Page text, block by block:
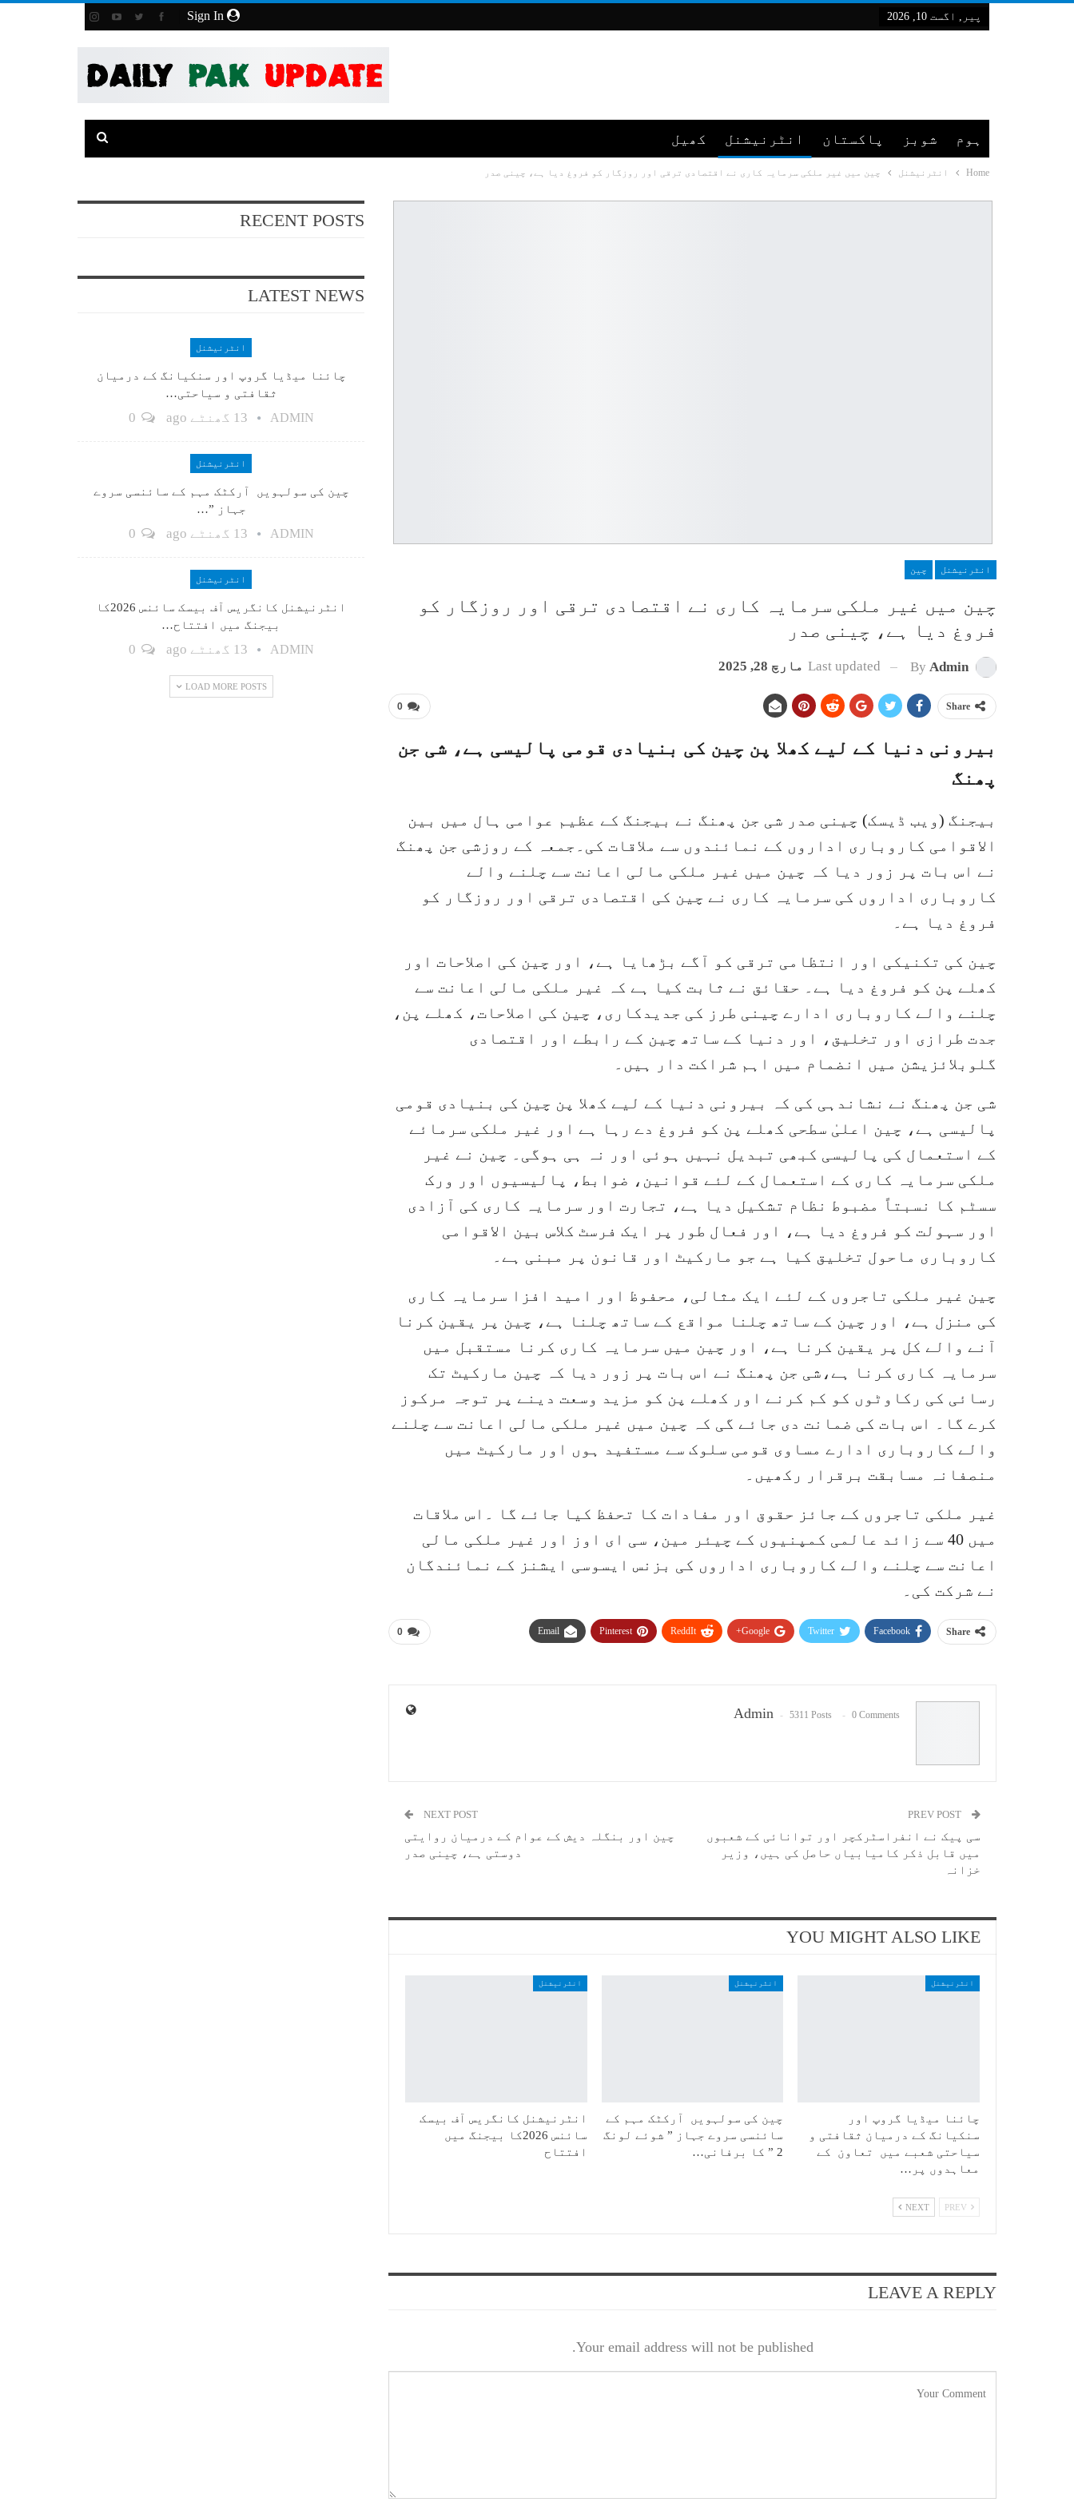
پیر, اگست 10, 2026
ہوم شوبز پاکستان انٹرنیشنل کھیل
Home انٹرنیشنل چین میں غیر ملکی سرمایہ کاری نے اقتصادی ترقی اور روزگار کو فروغ دیا ہے، چینی صدر
انٹرنیشنل چین
چین میں غیر ملکی سرمایہ کاری نے اقتصادی ترقی اور روزگار کو
فروغ دیا ہے، چینی صدر
By Admin
Last updated مارچ 28, 2025
0 Share
بیرونی دنیا کے لیے کھلا پن چین کی بنیادی قومی پالیسی ہے، شی جن
پھنگ
بیجنگ (ویب ڈیسک) چینی صدر شی جن پھنگ نے بیجنگ کے عظیم عوامی ہال میں بین
الاقوامی کاروباری اداروں کے نمائندوں سے ملاقات کی۔جمعہ کے روزشی جن پھنگ
نے اس بات پر زور دیا کہ چین میں غیر ملکی مالی اعانت سے چلنے والے
کاروباری اداروں کی سرمایہ کاری نے چین کی اقتصادی ترقی اور روزگار کو
فروغ دیا ہے۔
چین کی تکنیکی اور انتظامی ترقی کو آگے بڑھایا ہے، اور چین کی اصلاحات اور
کھلے پن کو فروغ دیا ہے۔ حقائق نے ثابت کیا ہے کہ غیر ملکی مالی اعانت سے
چلنے والے کاروباری ادارے چینی طرز کی جدیدکاری، چین کی اصلاحات، کھلے پن،
جدت طرازی اور تخلیق، اور دنیا کے ساتھ چین کے رابطے اور اقتصادی
گلوبلائزیشن میں انضمام میں اہم شراکت دار ہیں۔
شی جن پھنگ نے نشاندہی کی کہ بیرونی دنیا کے لیے کھلا پن چین کی بنیادی قومی
پالیسی ہے، چین اعلیٰ سطحی کھلے پن کو فروغ دے رہا ہے اور غیر ملکی سرمائے
کے استعمال کی پالیسی کبھی تبدیل نہیں ہوئی اور نہ ہی ہوگی۔ چین نے غیر
ملکی سرمایہ کاری کے استعمال کے لئے قوانین، ضوابط، پالیسیوں اور ورک
سسٹم کا نسبتاً مضبوط نظام تشکیل دیا ہے، تجارت اور سرمایہ کاری کی آزادی
اور سہولت کو فروغ دیا ہے، اور فعال طور پر ایک فرسٹ کلاس بین الاقوامی
کاروباری ماحول تخلیق کیا ہے جو مارکیٹ اور قانون پر مبنی ہے۔
چین غیر ملکی تاجروں کے لئے ایک مثالی، محفوظ اور امید افزا سرمایہ کاری
کی منزل ہے، اور چین کے ساتھ چلنا مواقع کے ساتھ چلنا ہے، چین پر یقین کرنا
آنے والے کل پر یقین کرنا ہے، اور چین میں سرمایہ کاری کرنا مستقبل میں
سرمایہ کاری کرنا ہے،شی جن پھنگ نے اس بات پر زور دیا کہ چین مارکیٹ تک
رسائی کی رکاوٹوں کو کم کرنے اور کھلے پن کو مزید وسعت دینے پر توجہ مرکوز
کرے گا۔ اس بات کی ضمانت دی جائے گی کہ چین میں غیر ملکی مالی اعانت سے چلنے
والے کاروباری ادارے مساوی قومی سلوک سے مستفید ہوں اور مارکیٹ میں
منصفانہ مسابقت برقرار رکھیں۔
غیر ملکی تاجروں کے جائز حقوق اور مفادات کا تحفظ کیا جائے گا ۔اس ملاقات
میں 40 سے زائد عالمی کمپنیوں کے چیئر مین، سی ای اوز اور غیر ملکی مالی
اعانت سے چلنے والے کاروباری اداروں کی بزنس ایسوسی ایشنز کے نمائندگان
نے شرکت کی۔
0 Share
Facebook
Twitter
Google+
ReddIt
Pinterest
Email
Admin 5311 Posts 0 Comments
سی پیک نے انفراسٹرکچر اور توانائی کے شعبوں
میں قابل ذکر کامیابیاں حاصل کی ہیں، وزیر
خزانہ
NEXT POST
چین اور بنگلہ دیش کے عوام کے درمیان روایتی
دوستی ہے، چینی صدر
YOU MIGHT ALSO LIKE
انٹرنیشنل
چائنا میڈیا گروپ اور
سنکیانگ کے درمیان ثقافتی و
سیاحتی شعبے میں تعاون کے
معاہدوں پر…
انٹرنیشنل
چین کی سولہویں آرکٹک مہم کے
سائنسی سروے جہاز ” شوئے لونگ
2 ” کا برفانی…
انٹرنیشنل
انٹرنیشنل کانگریس آف بیسک
سائنس 2026کا بیجنگ میں
افتتاح
NEXT
LEAVE A REPLY
Your email address will not be published.
RECENT POSTS
LATEST NEWS
انٹرنیشنل
چائنا میڈیا گروپ اور سنکیانگ کے درمیان
ثقافتی و سیاحتی…
ADMIN 13 گھنٹے ago
انٹرنیشنل
چین کی سولہویں آرکٹک مہم کے سائنسی سروے
جہاز ”…
ADMIN 13 گھنٹے ago
انٹرنیشنل
انٹرنیشنل کانگریس آف بیسک سائنس 2026کا
بیجنگ میں افتتاح…
ADMIN 13 گھنٹے ago
LOAD MORE POSTS